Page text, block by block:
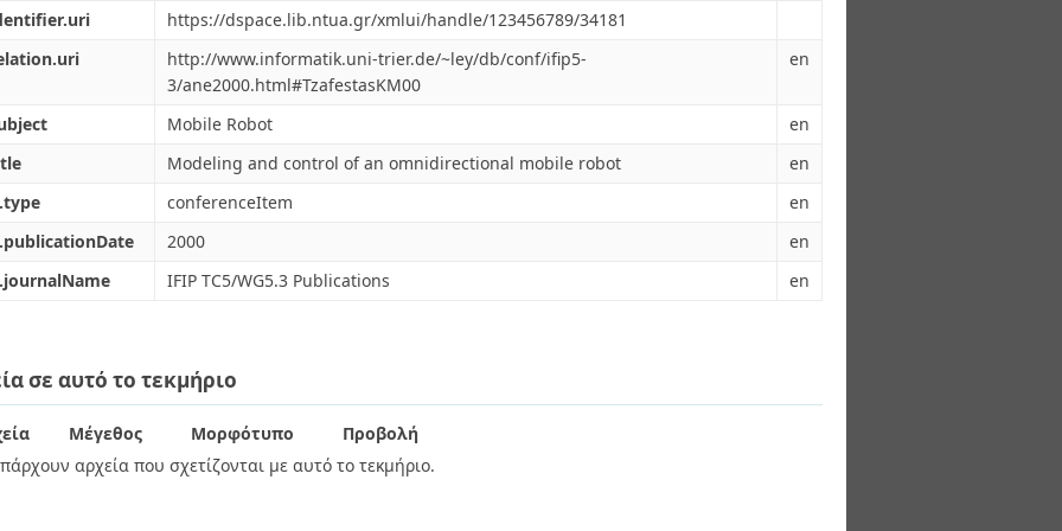
https://dspace.lib.ntua.gr/xmlui/handle/123456789/34181
http://www.informatik.uni-trier.de/~ley/db/conf/ifip5-
3/ane2000.html#TzafestasKM00
en
Mobile Robot
en
Modeling and control of an omnidirectional mobile robot
en
conferenceItem
en
2000
en
IFIP TC5/WG5.3 Publications en
σε αυτό το τεκμήριο
Μέγεθος Μορφότυπο
Προβολή
αρχεία που σχετίζονται με αυτό το τεκμήριο.